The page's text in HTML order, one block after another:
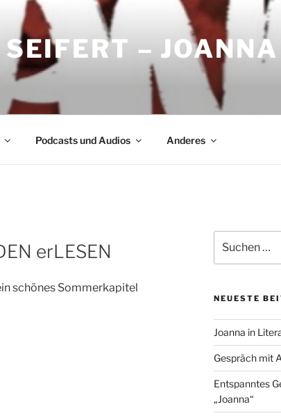
– JOANNA
Podcasts und Audios Anderes
erLESEN
schönes Sommerkapitel
nach:
NEUESTE
Joanna in
Gespräch mit
Entspanntes
„Joanna“